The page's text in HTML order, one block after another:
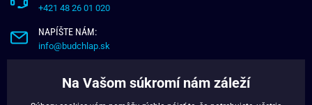
+421 48 26 01 020
NAPÍŠTE NÁM:
info@budchlap.sk
Na Vašom súkromí nám záleží